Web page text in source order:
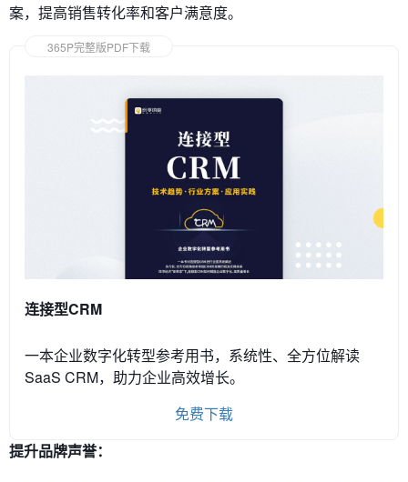
案，提高销售转化率和客户满意度。
365P完整版PDF下载
连接型CRM
一本企业数字化转型参考用书，系统性、全方位解读
SaaS CRM，助力企业高效增长。
免费下载
提升品牌声誉：